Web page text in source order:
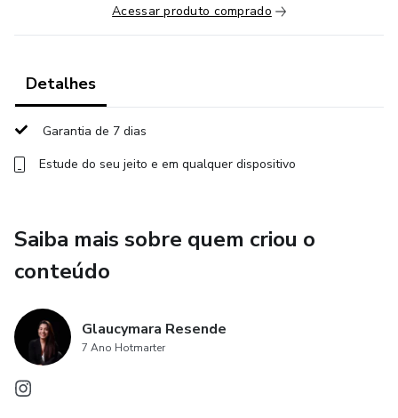
exemplos concretos e citações de referência;
Treinar com correção especializada e feedback
desempenho.
competitivo e desejam garantir a aprovação com
excelência. Com metodologia prática e conteúdos
exclusivos, você estará pronto para enfrentar qualquer
Transforme seu texto em nota máxima e destaque-se no
concurso!
Acessar produto comprado
Detalhes
Garantia de 7 dias
Estude do seu jeito e em qualquer dispositivo
Saiba mais sobre quem criou o
conteúdo
Glaucymara Resende
7 Ano Hotmarter